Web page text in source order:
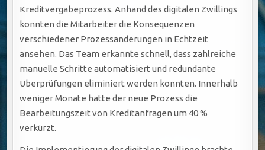
Kreditvergabeprozess. Anhand des digitalen Zwillings
konnten die Mitarbeiter die Konsequenzen
verschiedener Prozessänderungen in Echtzeit
ansehen. Das Team erkannte schnell, dass zahlreiche
manuelle Schritte automatisiert und redundante
Überprüfungen eliminiert werden konnten. Innerhalb
weniger Monate hatte der neue Prozess die
Bearbeitungszeit von Kreditanfragen um 40 %
verkürzt.